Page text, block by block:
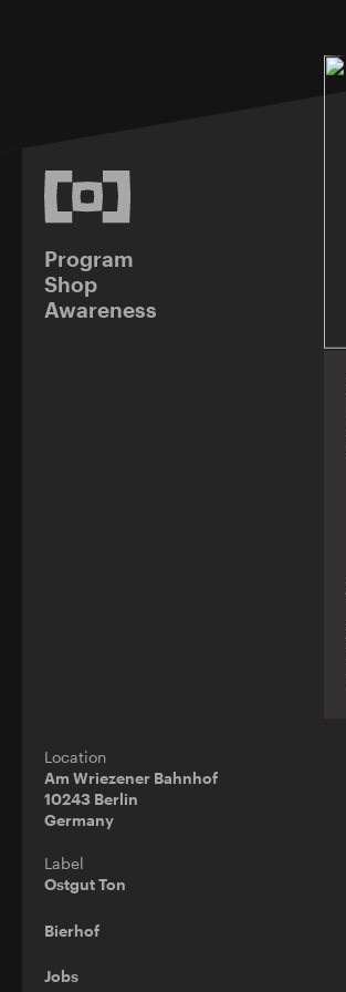
Program
Shop
Awareness
Location
Am Wriezener Bahnhof
10243 Berlin
Germany
Label
Ostgut Ton
Bierhof
Jobs